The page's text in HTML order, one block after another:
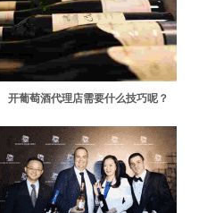
开葡萄酒代理店需要什么技巧呢？